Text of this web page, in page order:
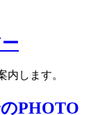
します。